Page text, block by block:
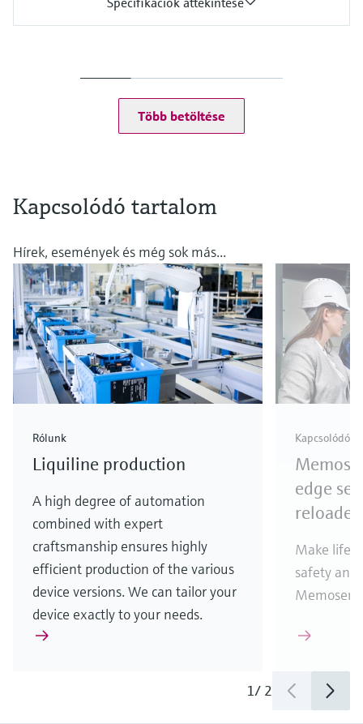
IP67, IP68, NEMA Type 6Több betöltése
Kapcsolódó tartalom
Hírek, események és még sok más...
Rólunk
Liquiline production
A high degree of automation
combined with expert
craftsmanship ensures highly
efficient production of the various
device versions. We can tailor your
device exactly to your needs.
Kapcsolódó
edge
reloaded
Make life
safety and
1/ 2